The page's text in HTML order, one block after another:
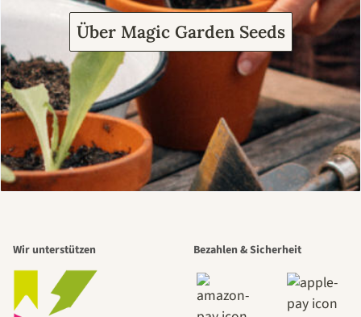
Über Magic Garden Seeds
Wir unterstützen Bezahlen & Sicherheit